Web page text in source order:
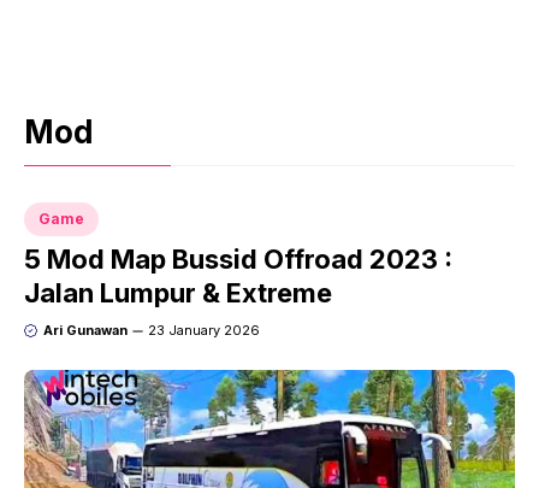
Mod
Game
5 Mod Map Bussid Offroad 2023 :
Jalan Lumpur & Extreme
Ari Gunawan 23 January 2026